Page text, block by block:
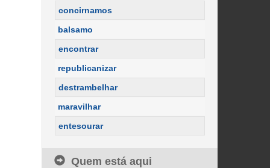
concirnamos
balsamo
encontrar
republicanizar
destrambelhar
maravilhar
entesourar
Quem está aqui